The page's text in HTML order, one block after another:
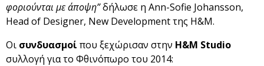
φοριούνται με άποψη”δήλωσε η Ann-Sofie Johansson,
Head of Designer, New Development της H&M.
Οι συνδυασμοί που ξεχώρισαν στην H&M Studio
συλλογή για το Φθινόπωρο του 2014: